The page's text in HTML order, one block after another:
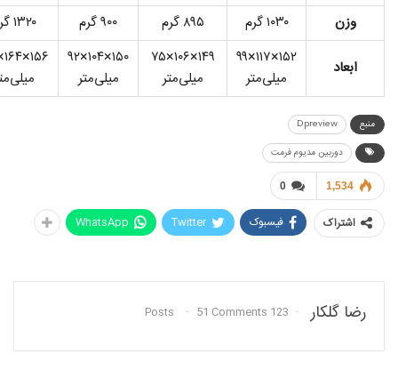
وزن ۱۰۳۰ گرم ۸۹۵ گرم ۹۰۰ گرم ۱۳۲۰ گرم
ابعاد
۱۵۲×۱۱۷×۹۹
میلی‌متر
۱۴۹×۱۰۶×۷۵
میلی‌متر
۱۵۰×۱۰۴×۹۲
میلی‌متر
منبع
Dpreview
دوربین مدیوم فرمت
0 1,534
اشتراک فیسبوک Twitter
WhatsApp
رضا گلکار 123 Posts
51 Comments